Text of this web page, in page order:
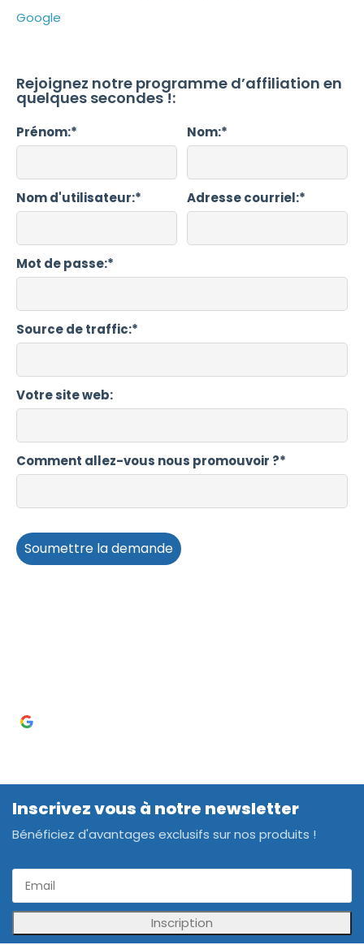
Google
Rejoignez notre programme d’affiliation en
quelques secondes !:
prénom:* nom:*
nom d'utilisateur:* adresse courriel:*
mot de passe:*
Source de traffic:*
Votre site web:
Comment allez-vous nous promouvoir ?*
Inscrivez vous à notre newsletter
Bénéficiez d'avantages exclusifs sur nos produits !
Inscription